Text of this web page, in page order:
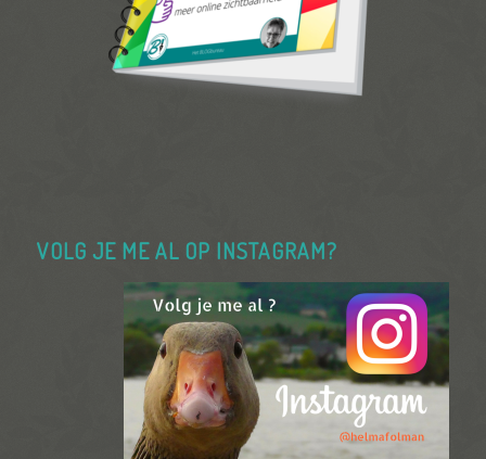
VOLG JE ME AL OP INSTAGRAM?